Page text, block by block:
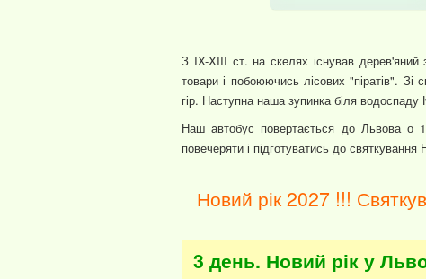
З IX-XIII ст. на скелях існував
товари і побоюючись лісових "піратів".
гір. Наступна наша зупинка біля
Наш автобус повертається до Львова о
повечеряти і підготуватись до святкування
Новий рік 2027 !!!
3 день. Новий рік у